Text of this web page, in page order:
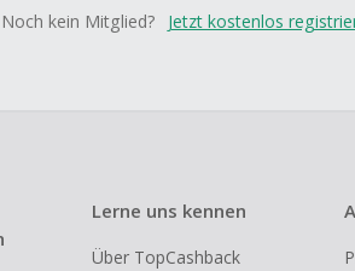
Noch kein Mitglied? Jetzt kostenlos
Lerne uns kennen
Über TopCashback